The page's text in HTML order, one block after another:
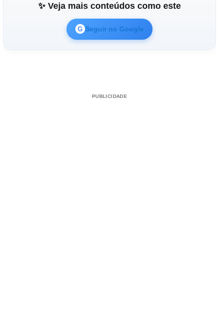
✨ Veja mais conteúdos como este
G Seguir no Google
PUBLICIDADE